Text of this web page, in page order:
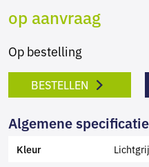
op aanvraag
Op bestelling
BESTELLEN
Algemene
Kleur